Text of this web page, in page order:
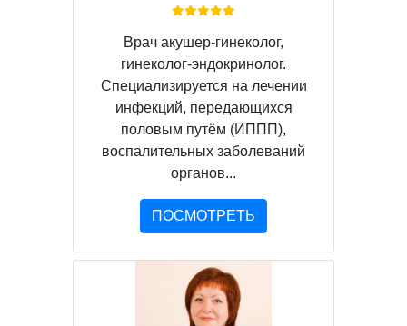
Врач акушер-гинеколог,
гинеколог-эндокринолог.
Специализируется на лечении
инфекций, передающихся
половым путём (ИППП),
воспалительных заболеваний
органов...
ПОСМОТРЕТЬ